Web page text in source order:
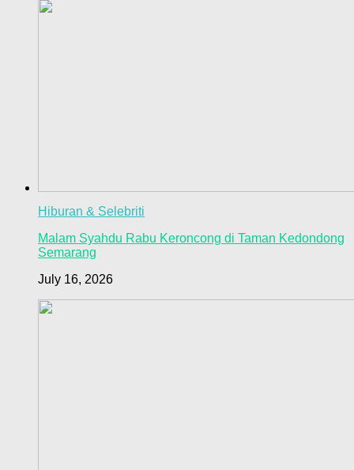
Hiburan & Selebriti
Malam Syahdu Rabu Keroncong di Taman Kedondong
Semarang
July 16, 2026